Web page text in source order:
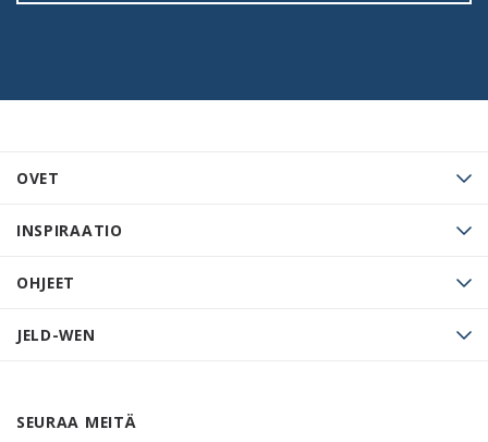
OVET
INSPIRAATIO
OHJEET
JELD-WEN
SEURAA MEITÄ